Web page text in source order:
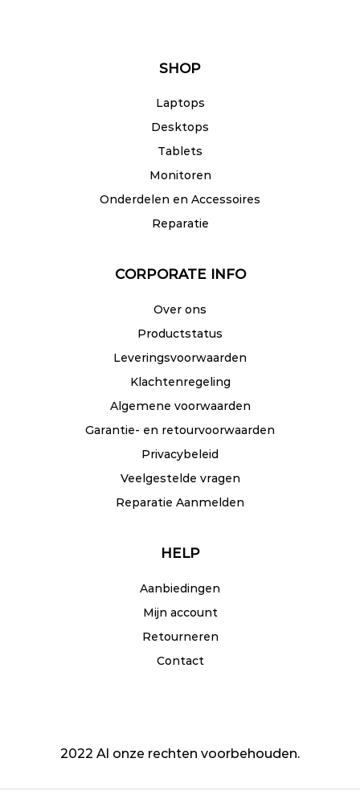
SHOP
Laptops
Desktops
Tablets
Monitoren
Onderdelen en Accessoires
Reparatie
CORPORATE INFO
Over ons
Productstatus
Leveringsvoorwaarden
Klachtenregeling
Algemene voorwaarden
Garantie- en retourvoorwaarden
Privacybeleid
Veelgestelde vragen
Reparatie Aanmelden
HELP
Aanbiedingen
Mijn account
Retourneren
Contact
2022 Al onze rechten voorbehouden.